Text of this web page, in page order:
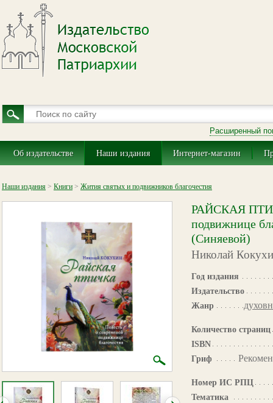
Расширенный
Об издательстве Наши издания Интернет-магазин
Наши издания > Книги > Жития святых и подвижников благочестия
РАЙСКАЯ
подвижнице
(Синяевой)
Николай
Год издания
Издательство
Жанр
Количество страниц
ISBN
Гриф
Номер ИС РПЦ
Тематика